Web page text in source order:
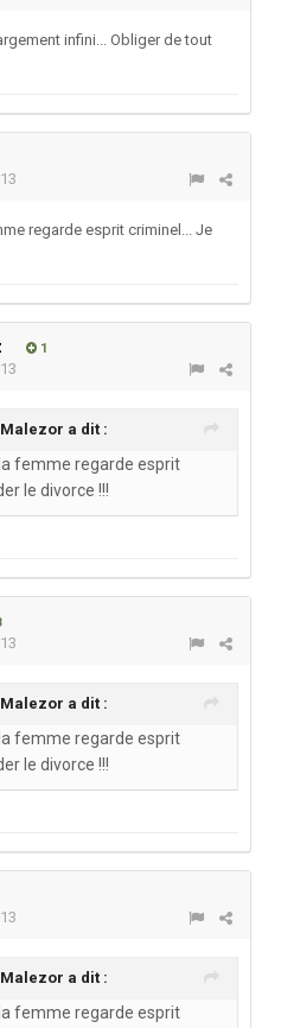
infini... Obliger de tout
regarde esprit criminel... Je
1
Malezor a dit :
femme regarde esprit
le divorce !!!
Malezor a dit :
femme regarde esprit
le divorce !!!
Malezor a dit :
femme regarde esprit